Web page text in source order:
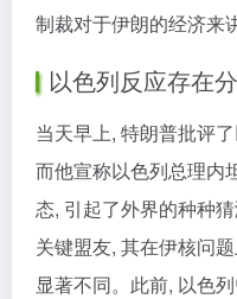
制裁对于伊朗的经济来
以色列反应存在
当天早上, 特朗普批评
而他宣称以色列总理内
态, 引起了外界的种种
关键盟友, 其在伊核问
显著不同。此前, 以色